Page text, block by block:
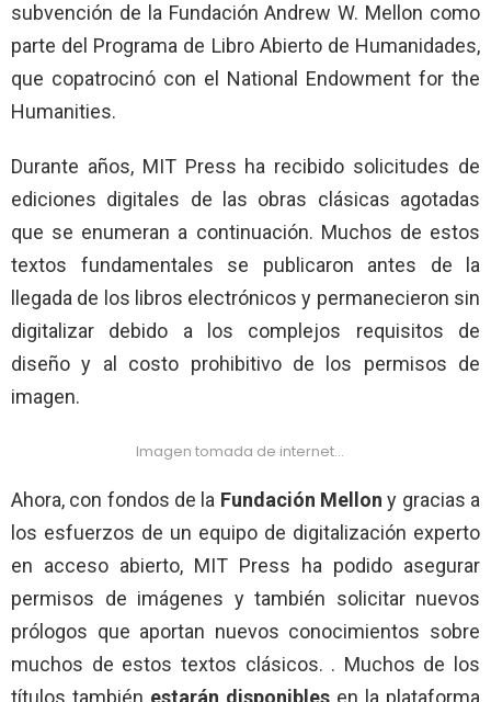
subvención de la Fundación Andrew W. Mellon como
parte del Programa de Libro Abierto de Humanidades,
que copatrocinó con el National Endowment for the
Humanities.
Durante años, MIT Press ha recibido solicitudes de
ediciones digitales de las obras clásicas agotadas
que se enumeran a continuación. Muchos de estos
textos fundamentales se publicaron antes de la
llegada de los libros electrónicos y permanecieron sin
digitalizar debido a los complejos requisitos de
diseño y al costo prohibitivo de los permisos de
imagen.
Imagen tomada de internet…
Ahora, con fondos de la Fundación Mellon y gracias a
los esfuerzos de un equipo de digitalización experto
en acceso abierto, MIT Press ha podido asegurar
permisos de imágenes y también solicitar nuevos
prólogos que aportan nuevos conocimientos sobre
muchos de estos textos clásicos. . Muchos de los
títulos también estarán disponibles en la plataforma